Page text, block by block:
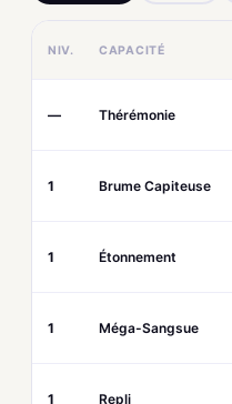
NIV. CAPACITÉ
— Thérémonie
1 Brume Capiteuse
1 Étonnement
1 Méga-Sangsue
1 Repli